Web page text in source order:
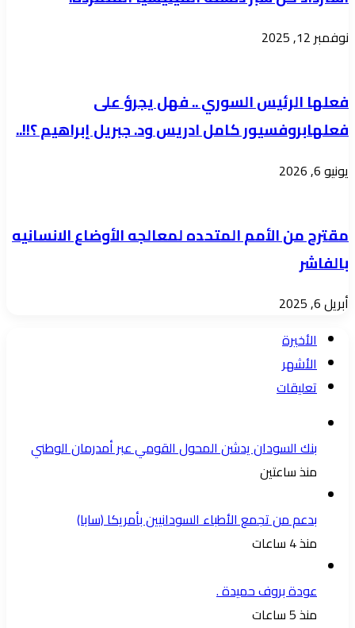
نوفمبر 12, 2025
فعلها الرئيس السوري .. فهل يجرؤ على
فعلهابروفسيور كامل ادريس ود. جبريل إبراهيم ؟!!..
يونيو 6, 2026
مقترح من الأمم المتحده لمعالجه الأوضاع الانسانيه
بالفاشر
أبريل 6, 2025
الأخيرة
الأشهر
تعليقات
بنك السودان يدشن المحول القومي عبر أمدرمان الوطني
منذ ساعتين
بدعم من تجمع الأطباء السودانيين بأمريكا (سابا)
منذ 4 ساعات
عودة بروف حميدة .
منذ 5 ساعات